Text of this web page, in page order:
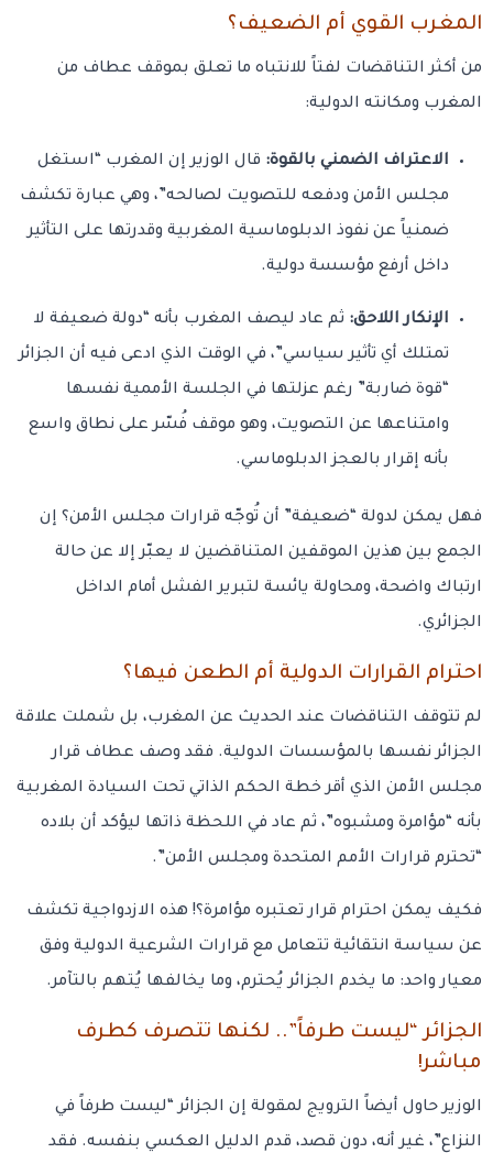
المغرب القوي أم الضعيف؟
من أكثر التناقضات لفتاً للانتباه ما تعلق بموقف عطاف من
المغرب ومكانته الدولية:
الاعتراف الضمني بالقوة: قال الوزير إن المغرب “استغل
مجلس الأمن ودفعه للتصويت لصالحه”، وهي عبارة تكشف
ضمنياً عن نفوذ الدبلوماسية المغربية وقدرتها على التأثير
داخل أرفع مؤسسة دولية.
الإنكار اللاحق: ثم عاد ليصف المغرب بأنه “دولة ضعيفة لا
تمتلك أي تأثير سياسي”، في الوقت الذي ادعى فيه أن الجزائر
“قوة ضاربة” رغم عزلتها في الجلسة الأممية نفسها
وامتناعها عن التصويت، وهو موقف فُسّر على نطاق واسع
بأنه إقرار بالعجز الدبلوماسي.
فهل يمكن لدولة “ضعيفة” أن تُوجّه قرارات مجلس الأمن؟ إن
الجمع بين هذين الموقفين المتناقضين لا يعبّر إلا عن حالة
ارتباك واضحة، ومحاولة يائسة لتبرير الفشل أمام الداخل
الجزائري.
احترام القرارات الدولية أم الطعن فيها؟
لم تتوقف التناقضات عند الحديث عن المغرب، بل شملت علاقة
الجزائر نفسها بالمؤسسات الدولية. فقد وصف عطاف قرار
مجلس الأمن الذي أقر خطة الحكم الذاتي تحت السيادة المغربية
بأنه “مؤامرة ومشبوه”، ثم عاد في اللحظة ذاتها ليؤكد أن بلاده
“تحترم قرارات الأمم المتحدة ومجلس الأمن”.
فكيف يمكن احترام قرار تعتبره مؤامرة؟! هذه الازدواجية تكشف
عن سياسة انتقائية تتعامل مع قرارات الشرعية الدولية وفق
معيار واحد: ما يخدم الجزائر يُحترم، وما يخالفها يُتهم بالتآمر.
الجزائر “ليست طرفاً”.. لكنها تتصرف كطرف
مباشر!
الوزير حاول أيضاً الترويج لمقولة إن الجزائر “ليست طرفاً في
النزاع”، غير أنه، دون قصد، قدم الدليل العكسي بنفسه. فقد